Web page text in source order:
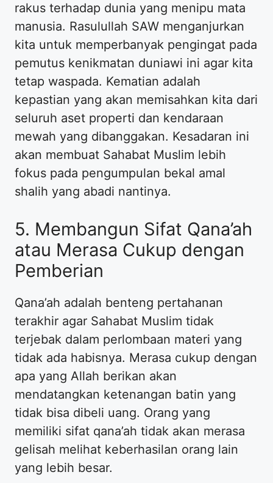
rakus terhadap dunia yang menipu mata
manusia. Rasulullah SAW menganjurkan
kita untuk memperbanyak pengingat pada
pemutus kenikmatan duniawi ini agar kita
tetap waspada. Kematian adalah
kepastian yang akan memisahkan kita dari
seluruh aset properti dan kendaraan
mewah yang dibanggakan. Kesadaran ini
akan membuat Sahabat Muslim lebih
fokus pada pengumpulan bekal amal
shalih yang abadi nantinya.
5. Membangun Sifat Qana’ah
atau Merasa Cukup dengan
Pemberian
Qana’ah adalah benteng pertahanan
terakhir agar Sahabat Muslim tidak
terjebak dalam perlombaan materi yang
tidak ada habisnya. Merasa cukup dengan
apa yang Allah berikan akan
mendatangkan ketenangan batin yang
tidak bisa dibeli uang. Orang yang
memiliki sifat qana’ah tidak akan merasa
gelisah melihat keberhasilan orang lain
yang lebih besar.